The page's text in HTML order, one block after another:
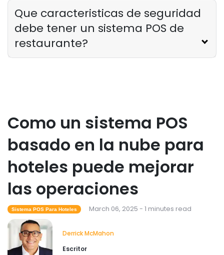
Que caracteristicas de seguridad
debe tener un sistema POS de
restaurante?
Como un sistema POS
basado en la nube para
hoteles puede mejorar
las operaciones
Sistema POS Para Hoteles March 06, 2025 - 1 minutes read
Derrick McMahon
Escritor